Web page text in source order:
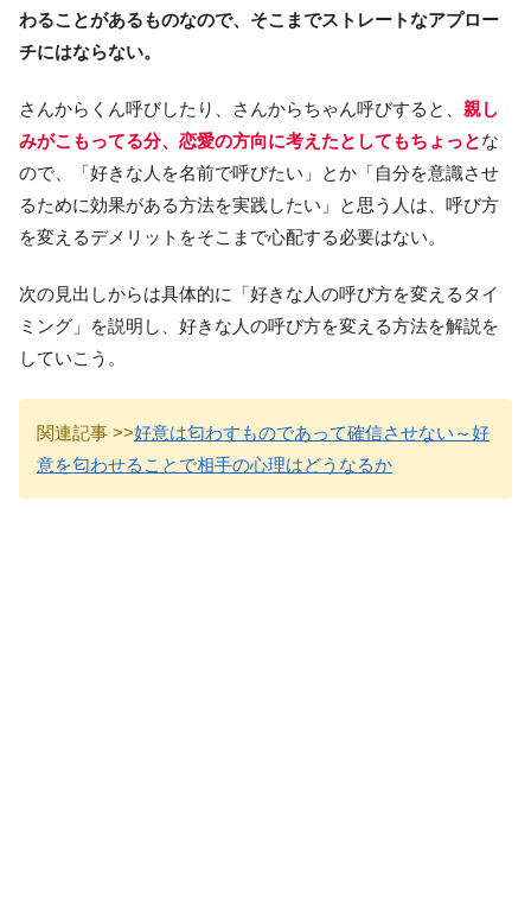
わることがあるものなので、そこまでストレートなアプロー
チにはならない。
さんからくん呼びしたり、さんからちゃん呼びすると、 親し
みがこもってる分、恋愛の方向に考えたとしてもちょっとな
ので、「好きな人を名前で呼びたい」とか「自分を意識させ
るために効果がある方法を実践したい」と思う人は、呼び方
を変えるデメリットをそこまで心配する必要はない。
次の見出しからは具体的に「好きな人の呼び方を変えるタイ
ミング」を説明し、好きな人の呼び方を変える方法を解説を
していこう。
関連記事 >>好意は匂わすものであって確信させない～好
意を匂わせることで相手の心理はどうなるか